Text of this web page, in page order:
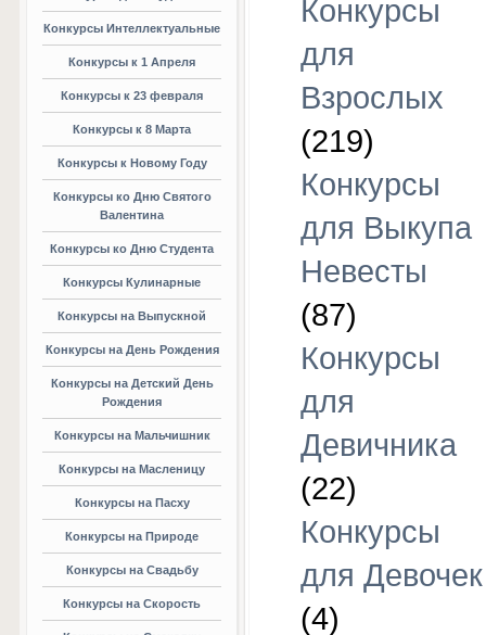
Конкурсы Интеллектуальные
Конкурсы к 1 Апреля
Конкурсы к 23 февраля
Конкурсы к 8 Марта
Конкурсы к Новому Году
Конкурсы ко Дню Святого
Валентина
Конкурсы ко Дню Студента
Конкурсы Кулинарные
Конкурсы на Выпускной
Конкурсы на День Рождения
Конкурсы на Детский День
Рождения
Конкурсы на Мальчишник
Конкурсы на Масленицу
Конкурсы на Пасху
Конкурсы на Природе
Конкурсы на Свадьбу
Конкурсы на Скорость
Конкурсы
для
Взрослых
(219)
Конкурсы
для Выкупа
Невесты
(87)
Конкурсы
для
Девичника
(22)
Конкурсы
для Девочек
(4)